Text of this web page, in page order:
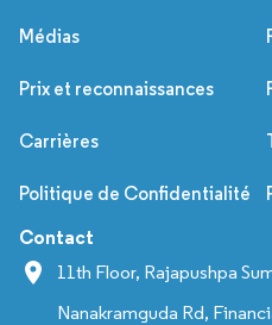
Médias
Prix et reconnaissances
Carrières
Politique de Confidentialité
Contact
11th Floor, Rajapushpa
Nanakramguda Rd,